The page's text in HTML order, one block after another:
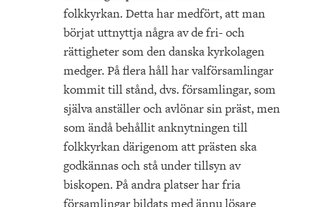
folkkyrkan. Detta har medfört, att man
börjat uttnyttja några av de fri- och
rättigheter som den danska kyrkolagen
medger. På flera håll har valförsamlingar
kommit till stånd, dvs. församlingar, som
själva anställer och avlönar sin präst, men
som ändå behållit anknytningen till
folkkyrkan därigenom att prästen ska
godkännas och stå under tillsyn av
biskopen. På andra platser har fria